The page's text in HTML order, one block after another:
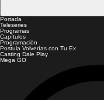
Portada
Teleseries
Programas
Capítulos
Programación
Postula Volverías con Tu Ex
Casting Dale Play
Mega GO